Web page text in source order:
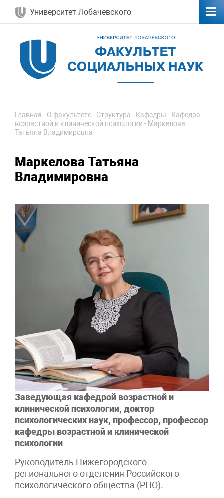
Университет Лобачевского
Главная - О факультете- Структура - Кафедры - Кафедра
возрастной и клинической психологии - Маркелова
Татьяна Владимировна
Маркелова Татьяна
Владимировна
Заведующая кафедрой возрастной и
клинической психологии, доктор
психологических наук, профессор, профессор
кафедры возрастной и клинической
психологии
Руководитель Нижегородского
регионального отделения Российского
психологического общества (РПО).